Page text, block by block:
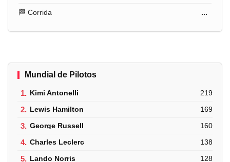
🏁 Corrida ...
Mundial de Pilotos
1. Kimi Antonelli 219
2. Lewis Hamilton 169
3. George Russell 160
4. Charles Leclerc 138
5. Lando Norris 128